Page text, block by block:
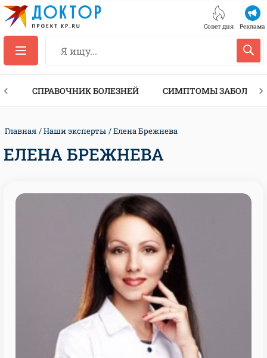
Совет дня Реклама
СПРАВОЧНИК БОЛЕЗНЕЙ СИМПТОМЫ
Главная Наши эксперты Елена Брежнева
ЕЛЕНА БРЕЖНЕВА